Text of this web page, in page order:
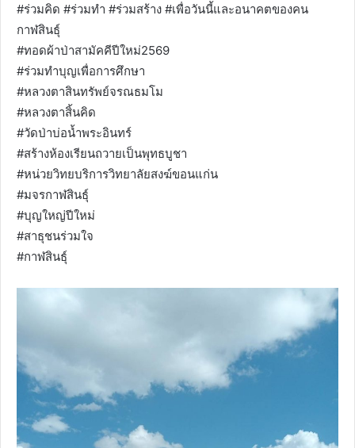
#ร่วมคิด #ร่วมทำ #ร่วมสร้าง #เพื่อวันนี้และอนาคตของคน
กาฬสินธุ์
#ทอดผ้าป่าสามัคคีปีใหม่2569
#ร่วมทำบุญเพื่อการศึกษา
#หลวงตาสินทรัพย์จรณธมโม
#หลวงตาสิ้นคิด
#วัดป่าบ่อน้ำพระอินทร์
#สร้างห้องเรียนถวายเป็นพุทธบูชา
#หน่วยวิทยบริการวิทยาลัยสงฆ์ขอนแก่น
#มจรกาฬสินธุ์
#บุญใหญ่ปีใหม่
#สาธุชนร่วมใจ
#กาฬสินธุ์